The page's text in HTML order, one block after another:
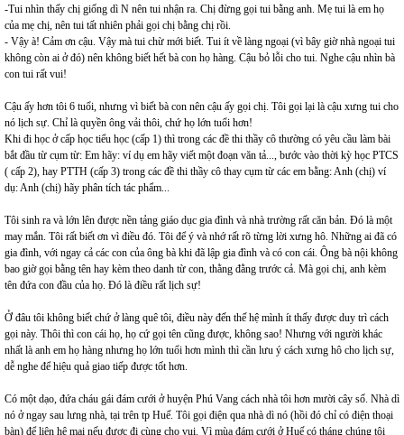
-Tui nhìn thấy chị giống dì N nên tui nhận ra. Chị đừng gọi tui bằng anh. Mẹ tui là em họ
của mẹ chị, nên tui tất nhiên phải gọi chị bằng chị rồi.
- Vậy à! Cảm ơn cậu. Vậy mà tui chừ mới biết. Tui ít về làng ngoại (vì bây giờ nhà ngoại tui
không còn ai ở đó) nên không biết hết bà con họ hàng. Cậu bỏ lỗi cho tui. Nghe cậu nhìn bà
con tui rất vui!
Cậu ấy hơn tôi 6 tuổi, nhưng vì biết bà con nên cậu ấy gọi chị. Tôi gọi lại là cậu xưng tui cho
nó lịch sự. Chỉ là quyền ông vải thôi, chứ họ lớn tuổi hơn!
Khi đi học ở cấp học tiểu học (cấp 1) thì trong các đề thi thầy cô thường có yêu cầu làm bài
bắt đầu từ cụm từ: Em hãy: ví dụ em hãy viết một đoạn văn tả..., bước vào thời kỳ học PTCS
( cấp 2), hay PTTH (cấp 3) trong các đề thi thầy cô thay cụm từ các em bằng: Anh (chị) ví
dụ: Anh (chị) hãy phân tích tác phẩm...
Tôi sinh ra và lớn lên được nền tảng giáo dục gia đình và nhà trường rất căn bản. Đó là một
may mắn. Tôi rất biết ơn vì điều đó. Tôi để ý và nhớ rất rõ từng lời xưng hô. Những ai đã có
gia đình, với ngay cả các con của ông bà khi đã lập gia đình và có con cái. Ông bà nội không
bao giờ gọi bằng tên hay kèm theo danh từ con, thằng đằng trước cả. Mà gọi chị, anh kèm
tên đứa con đầu của họ. Đó là điều rất lịch sự!
Ở đâu tôi không biết chứ ở làng quê tôi, điều này đến thế hệ mình ít thấy được duy trì cách
gọi này. Thôi thì con cái họ, họ cứ gọi tên cũng được, không sao! Nhưng với người khác
nhất là anh em họ hàng nhưng họ lớn tuổi hơn mình thì cần lưu ý cách xưng hô cho lịch sự,
dễ nghe để hiệu quả giao tiếp được tốt hơn.
Có một dạo, đứa cháu gái đám cưới ở huyện Phú Vang cách nhà tôi hơn mười cây số. Nhà dì
nó ở ngay sau lưng nhà, tại trên tp Huế. Tôi gọi điện qua nhà dì nó (hồi đó chỉ có điện thoại
bàn) để liên hệ mai nếu được đi cùng cho vui. Vì mùa đám cưới ở Huế có tháng chúng tôi